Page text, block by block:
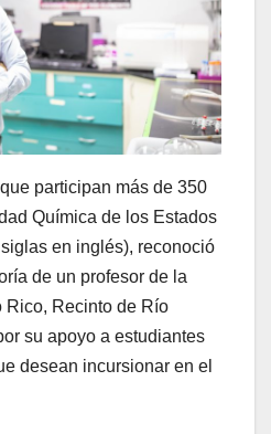
participan más de 350
Química de los Estados
en inglés), reconoció
de un profesor de la
Rico, Recinto de Río
su apoyo a estudiantes
desean incursionar en el